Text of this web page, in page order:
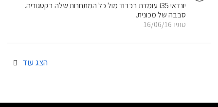
סתיו 16/06/16
יונדאי i35 עומדת בכבוד מול כל המתחרות שלה בקטגוריה.
סבבה של מכונית.
הצג עוד